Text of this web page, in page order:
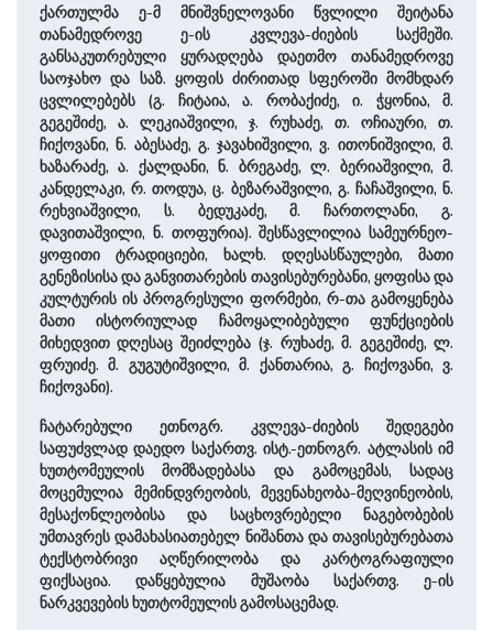
ქართულმა ე-მ მნიშვნელოვანი წვლილი შეიტანა
თანამედროვე ე-ის კვლევა-ძიების საქმეში.
განსაკუთრებული ყურადღება დაეთმო თანამედროვე
საოჯახო და საზ. ყოფის ძირითად სფეროში მომხდარ
ცვლილებებს (გ. ჩიტაია, ა. რობაქიძე, ი. ჭყონია, მ.
გეგეშიძე, ა. ლეკიაშვილი, ჯ. რუხაძე, თ. ოჩიაური, თ.
ჩიქოვანი, ნ. აბესაძე, გ. ჯავახიშვილი, ვ. ითონიშვილი, მ.
ხაზარაძე, ა. ქალდანი, ნ. ბრეგაძე, ლ. ბერიაშვილი, მ.
კანდელაკი, რ. თოდუა, ც. ბეზარაშვილი, გ. ჩაჩაშვილი, ნ.
რეხვიაშვილი, ს. ბედუკაძე, მ. ჩართოლანი, გ.
დავითაშვილი, ნ. თოფურია). შესწავლილია სამეურნეო-
ყოფითი ტრადიციები, ხალხ. დღესასწაულები, მათი
გენეზისისა და განვითარების თავისებურებანი, ყოფისა და
კულტურის ის პროგრესული ფორმები, რ-თა გამოყენება
მათი ისტორიულად ჩამოყალიბებული ფუნქციების
მიხედვით დღესაც შეიძლება (ჯ. რუხაძე, მ. გეგეშიძე, ლ.
ფრუიძე. მ. გუგუტიშვილი, მ. ქანთარია, გ. ჩიქოვანი, ვ.
ჩიქოვანი).
ჩატარებული ეთნოგრ. კვლევა-ძიების შედეგები
საფუძვლად დაედო საქართვ. ისტ.-ეთნოგრ. ატლასის იმ
ხუთტომეულის მომზადებასა და გამოცემას, სადაც
მოცემულია მემინდვრეობის, მევენახეობა-მეღვინეობის,
მესაქონლეობისა და საცხოვრებელი ნაგებობების
უმთავრეს დამახასიათებელ ნიშანთა და თავისებურებათა
ტექსტობრივი აღწერილობა და კარტოგრაფიული
ფიქსაცია. დაწყებულია მუშაობა საქართვ. ე-ის
ნარკვევების ხუთტომეულის გამოსაცემად.